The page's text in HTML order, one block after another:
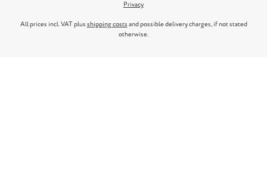
Privacy
All prices incl. VAT plus shipping costs and possible delivery charges, if not stated
otherwise.